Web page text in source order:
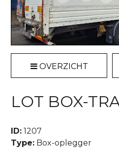
OVERZICHT
LOT BOX-
ID: 1207
Type: Box-oplegger